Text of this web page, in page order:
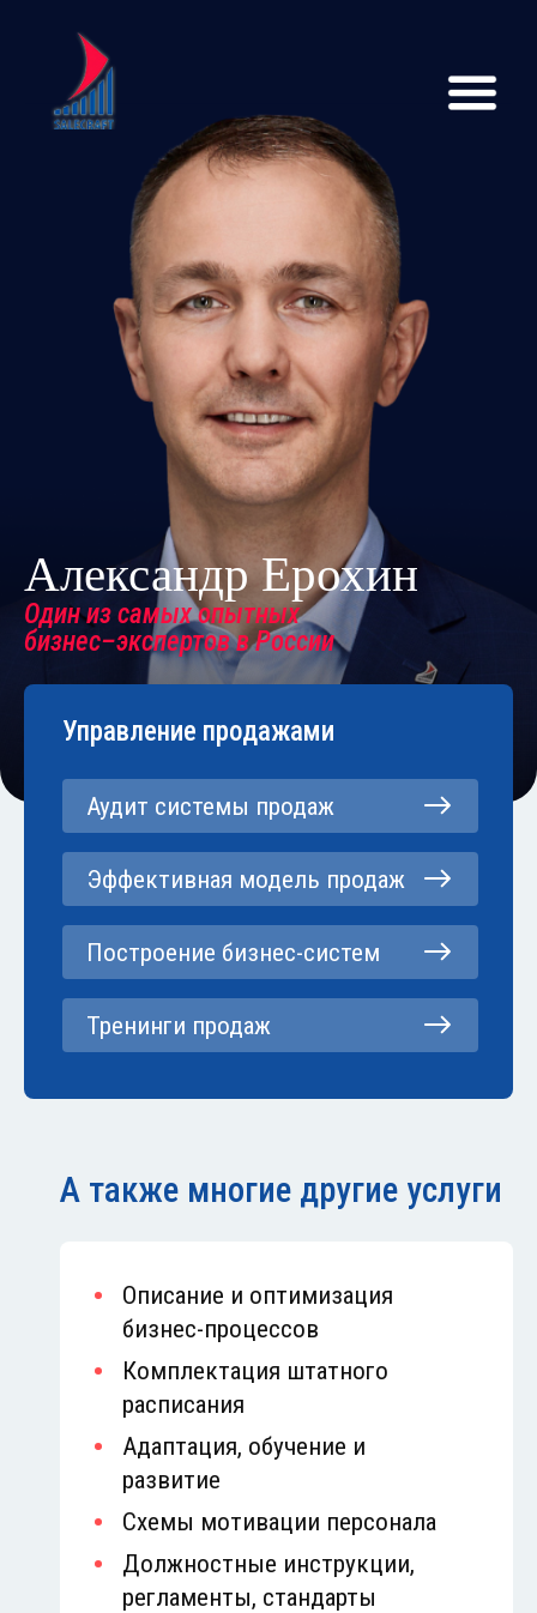
Александр Ерохин
Один из самых опытных
бизнес–экспертов в России
Управление продажами
Аудит системы продаж
Эффективная модель продаж
Построение бизнес-систем
Тренинги продаж
А также многие другие услуги
Описание и оптимизация
бизнес-процессов
Комплектация штатного
расписания
Адаптация, обучение и
развитие
Схемы мотивации персонала
Должностные инструкции,
регламенты, стандарты